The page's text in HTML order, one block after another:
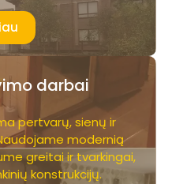
darbai
pertvarų, sienų ir
modernią
greitai ir tvarkingai,
konstrukcijų.